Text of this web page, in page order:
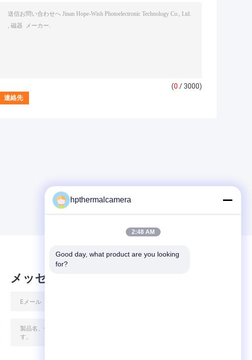
(0 / 3000)
メッセージ
hpthermalcamera
2:48 AM
Good day, what product are you looking
for?